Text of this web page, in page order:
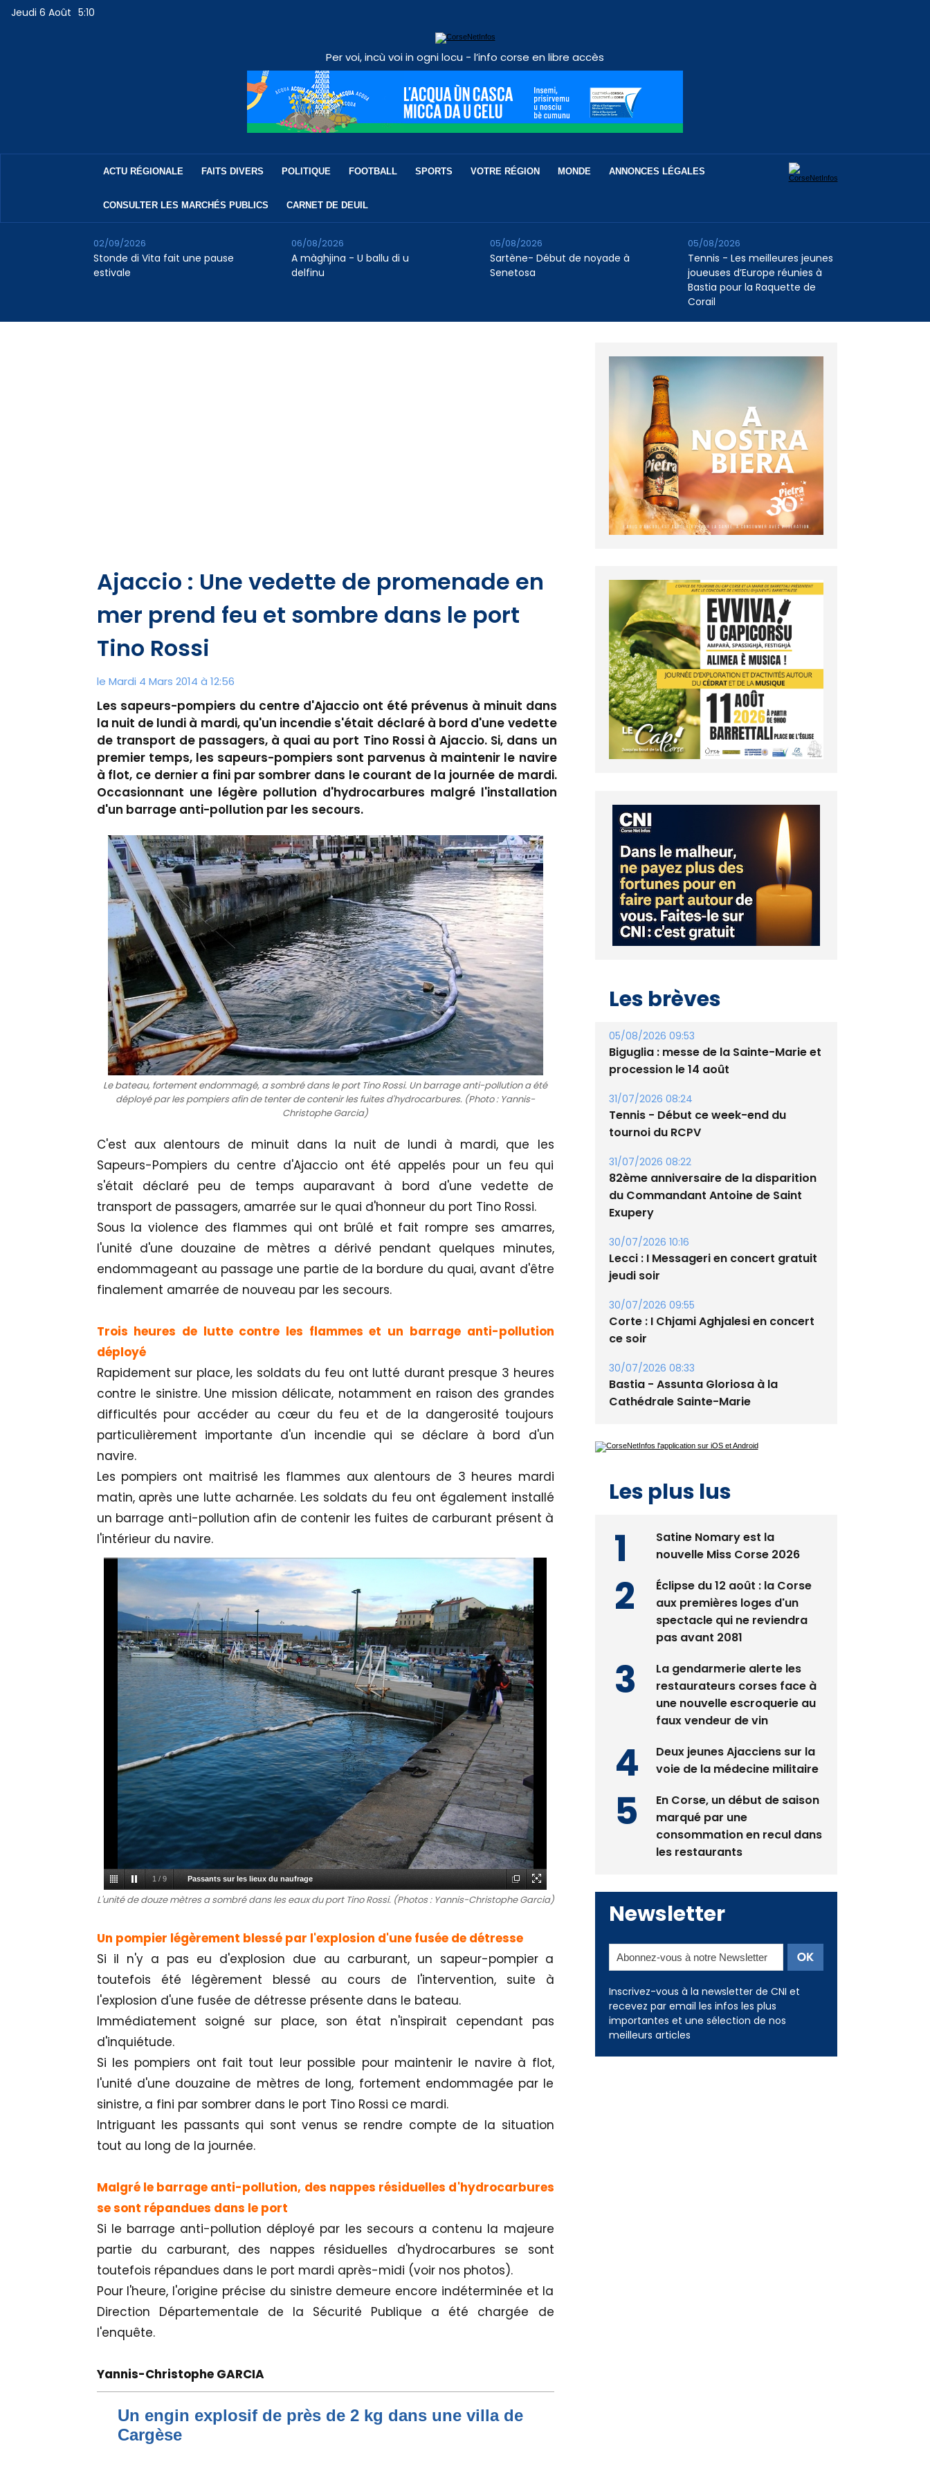
Jeudi 6 Août 5:10
Per voi, incù voi in ogni locu - l’info corse en libre accès
ACTU RÉGIONALE FAITS DIVERS POLITIQUE FOOTBALL SPORTS VOTRE RÉGION MONDE ANNONCES LÉGALES
CONSULTER LES MARCHÉS PUBLICS CARNET DE DEUIL
Stonde di Vita fait une pause
estivale
02/09/2026
A màghjina - U ballu di u
delfinu
06/08/2026
Sartène- Début de noyade à
Senetosa
05/08/2026
Tennis - Les meilleures jeunes
joueuses d’Europe réunies à
Bastia pour la Raquette de
Corail
05/08/2026
Ajaccio : Une vedette de promenade en
mer prend feu et sombre dans le port
Tino Rossi
le Mardi 4 Mars 2014 à 12:56
Les sapeurs-pompiers du centre d'Ajaccio ont été prévenus à minuit dans
la nuit de lundi à mardi, qu'un incendie s'était déclaré à bord d'une vedette
de transport de passagers, à quai au port Tino Rossi à Ajaccio. Si, dans un
premier temps, les sapeurs-pompiers sont parvenus à maintenir le navire
à flot, ce dernier a fini par sombrer dans le courant de la journée de mardi.
Occasionnant une légère pollution d'hydrocarbures malgré l'installation
d'un barrage anti-pollution par les secours.
Le bateau, fortement endommagé, a sombré dans le port Tino Rossi. Un barrage anti-pollution a été
déployé par les pompiers afin de tenter de contenir les fuites d'hydrocarbures. (Photo : Yannis-
Christophe Garcia)
C'est aux alentours de minuit dans la nuit de lundi à mardi, que les
Sapeurs-Pompiers du centre d'Ajaccio ont été appelés pour un feu qui
s'était déclaré peu de temps auparavant à bord d'une vedette de
transport de passagers, amarrée sur le quai d'honneur du port Tino Rossi.
Sous la violence des flammes qui ont brûlé et fait rompre ses amarres,
l'unité d'une douzaine de mètres a dérivé pendant quelques minutes,
endommageant au passage une partie de la bordure du quai, avant d'être
finalement amarrée de nouveau par les secours.
Trois heures de lutte contre les flammes et un barrage anti-pollution
déployé
Rapidement sur place, les soldats du feu ont lutté durant presque 3 heures
contre le sinistre. Une mission délicate, notamment en raison des grandes
difficultés pour accéder au cœur du feu et de la dangerosité toujours
particulièrement importante d'un incendie qui se déclare à bord d'un
navire.
Les pompiers ont maitrisé les flammes aux alentours de 3 heures mardi
matin, après une lutte acharnée. Les soldats du feu ont également installé
un barrage anti-pollution afin de contenir les fuites de carburant présent à
l'intérieur du navire.
1 / 9 Passants sur les lieux du naufrage
L'unité de douze mètres a sombré dans les eaux du port Tino Rossi. (Photos : Yannis-Christophe Garcia)
Un pompier légèrement blessé par l'explosion d'une fusée de détresse
Si il n'y a pas eu d'explosion due au carburant, un sapeur-pompier a
toutefois été légèrement blessé au cours de l'intervention, suite à
l'explosion d'une fusée de détresse présente dans le bateau.
Immédiatement soigné sur place, son état n'inspirait cependant pas
d'inquiétude.
Si les pompiers ont fait tout leur possible pour maintenir le navire à flot,
l'unité d'une douzaine de mètres de long, fortement endommagée par le
sinistre, a fini par sombrer dans le port Tino Rossi ce mardi.
Intriguant les passants qui sont venus se rendre compte de la situation
tout au long de la journée.
Malgré le barrage anti-pollution, des nappes résiduelles d'hydrocarbures
se sont répandues dans le port
Si le barrage anti-pollution déployé par les secours a contenu la majeure
partie du carburant, des nappes résiduelles d'hydrocarbures se sont
toutefois répandues dans le port mardi après-midi (voir nos photos).
Pour l'heure, l'origine précise du sinistre demeure encore indéterminée et la
Direction Départementale de la Sécurité Publique a été chargée de
l'enquête.
Yannis-Christophe GARCIA
Un engin explosif de près de 2 kg dans une villa de
Cargèse
Les brèves
05/08/2026 09:53
Biguglia : messe de la Sainte-Marie et
procession le 14 août
31/07/2026 08:24
Tennis - Début ce week-end du
tournoi du RCPV
31/07/2026 08:22
82ème anniversaire de la disparition
du Commandant Antoine de Saint
Exupery
30/07/2026 10:16
Lecci : I Messageri en concert gratuit
jeudi soir
30/07/2026 09:55
Corte : I Chjami Aghjalesi en concert
ce soir
30/07/2026 08:33
Bastia - Assunta Gloriosa à la
Cathédrale Sainte-Marie
Les plus lus
Satine Nomary est la
nouvelle Miss Corse 2026
Éclipse du 12 août : la Corse
aux premières loges d'un
spectacle qui ne reviendra
pas avant 2081
La gendarmerie alerte les
restaurateurs corses face à
une nouvelle escroquerie au
faux vendeur de vin
Deux jeunes Ajacciens sur la
voie de la médecine militaire
En Corse, un début de saison
marqué par une
consommation en recul dans
les restaurants
Newsletter
Inscrivez-vous à la newsletter de CNI et
recevez par email les infos les plus
importantes et une sélection de nos
meilleurs articles